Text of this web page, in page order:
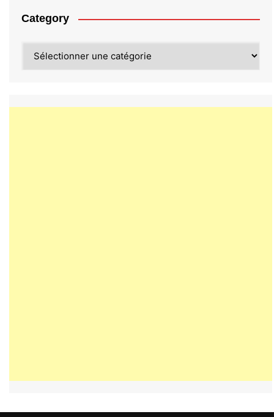
Category